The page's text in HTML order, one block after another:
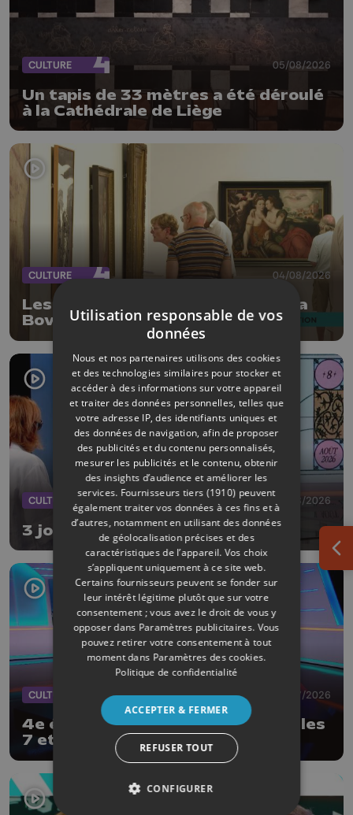
CULTURE 05/08/2026
Un tapis de 33 mètres a été déroulé
à la Cathédrale de Liège
CULTURE 04/08/2026
Les coulisses d'une collection à La
Boverie
CULTURE 03/08/2026
3 jours de Micro Festival à Liège
CULTURE 27/07/2026
4e édition du Red Festival à Avin les
7 et 8 août
Utilisation responsable de vos
données
Nous et nos partenaires utilisons des cookies
et des technologies similaires pour stocker et
accéder à des informations sur votre appareil
et traiter des données personnelles, telles que
votre adresse IP, des identifiants uniques et
des données de navigation, afin de proposer
des publicités et du contenu personnalisés,
mesurer les publicités et le contenu, obtenir
des insights d’audience et améliorer les
services. Fournisseurs tiers (1910) peuvent
également traiter vos données à ces fins et à
d’autres, notamment en utilisant des données
de géolocalisation précises et des
caractéristiques de l’appareil. Vos choix
s’appliquent uniquement à ce site web.
Certains fournisseurs peuvent se fonder sur
leur intérêt légitime plutôt que sur votre
consentement ; vous avez le droit de vous y
opposer dans Paramètres publicitaires. Vous
pouvez retirer votre consentement à tout
moment dans Paramètres des cookies.
Politique de confidentialité
ACCEPTER & FERMER
REFUSER TOUT
CONFIGURER